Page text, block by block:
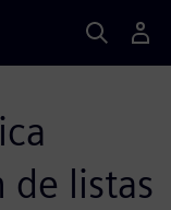
de listas